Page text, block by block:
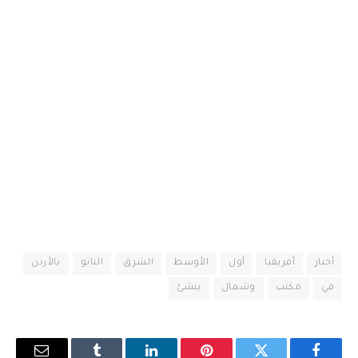
أخبار أفريقيا أول الأوسط الشرق الناتو بالأردن
في مكتب وشمال ينشئ